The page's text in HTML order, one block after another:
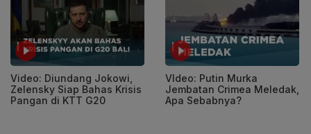
Video: Diundang Jokowi,
Zelensky Siap Bahas Krisis
Pangan di KTT G20
VIdeo: Putin Murka
Jembatan Crimea Meledak,
Apa Sebabnya?